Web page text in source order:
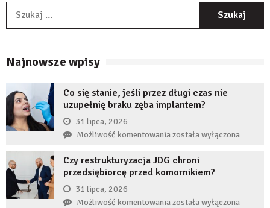
Najnowsze wpisy
Co się stanie, jeśli przez długi czas nie
uzupełnię braku zęba implantem?
31 lipca, 2026
Możliwość komentowaniaCo
stanie,
jeśli
długi
została wyłączona
Czy restrukturyzacja JDG chroni
przedsiębiorcę przed komornikiem?
31 lipca, 2026
Możliwość komentowaniaCzy
została wyłączona